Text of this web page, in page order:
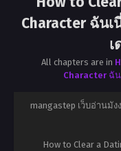
Character ฉัน
All chapters are in
Character ฉัน
mangastep เว็บอ่านมั
How to Clear a